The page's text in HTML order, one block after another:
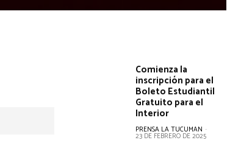
Comienza la
inscripción para el
Boleto Estudiantil
Gratuito para el
Interior
PRENSA LA TUCUMAN -
23 DE FEBRERO DE 2025